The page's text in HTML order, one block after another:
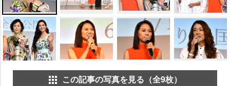
この記事の写真を見る（全9枚）